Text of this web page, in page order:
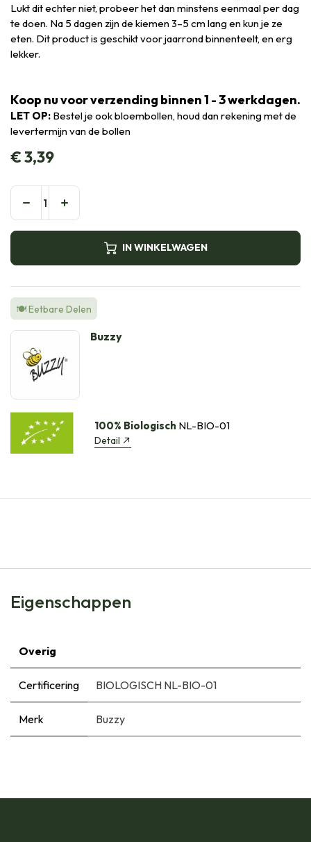
Lukt dit echter niet, probeer het dan minstens eenmaal per dag
te doen. Na 5 dagen zijn de kiemen 3–5 cm lang en kun je ze
eten. Dit product is geschikt voor jaarrond binnenteelt, en erg
lekker.
Koop nu voor verzending binnen 1 - 3 werkdagen.
LET OP: Bestel je ook bloembollen, houd dan rekening met de
levertermijn van de bollen
€3,39
IN WINKELWAGEN
🍽️ Eetbare Delen
Buzzy
100% Biologisch NL-BIO-01
Detail
Eigenschappen
Overig
Certificering BIOLOGISCH NL-BIO-01
Merk Buzzy